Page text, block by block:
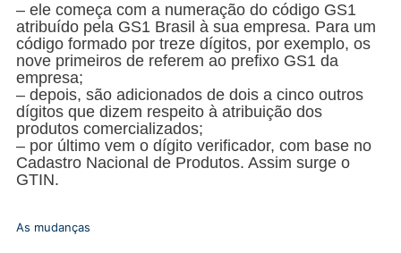
– ele começa com a numeração do código GS1
atribuído pela GS1 Brasil à sua empresa. Para um
código formado por treze dígitos, por exemplo, os
nove primeiros de referem ao prefixo GS1 da
empresa;
– depois, são adicionados de dois a cinco outros
dígitos que dizem respeito à atribuição dos
produtos comercializados;
– por último vem o dígito verificador, com base no
Cadastro Nacional de Produtos. Assim surge o
GTIN.
As mudanças